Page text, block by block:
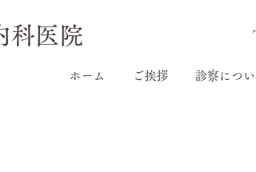
科医院
ホーム ご挨拶 診察につい